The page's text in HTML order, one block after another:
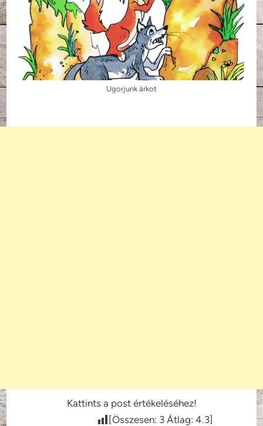
Ugorjunk árkot
Kattints a post értékeléséhez!
[Összesen: 3 Átlag: 4.3]